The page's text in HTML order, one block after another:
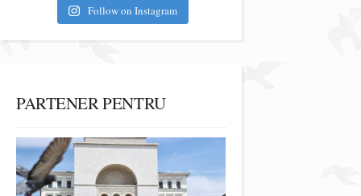
Follow on Instagram
PARTENER PENTRU